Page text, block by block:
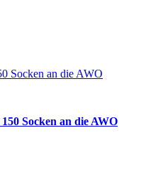
Socken an die AWO